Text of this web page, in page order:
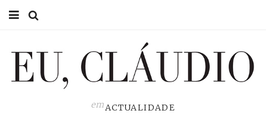
EU CLÁUDIO
emACTUALIDADE